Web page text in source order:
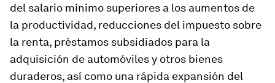
del salario mínimo superiores a los aumentos de
la productividad, reducciones del impuesto sobre
la renta, préstamos subsidiados para la
adquisición de automóviles y otros bienes
duraderos, así como una rápida expansión del